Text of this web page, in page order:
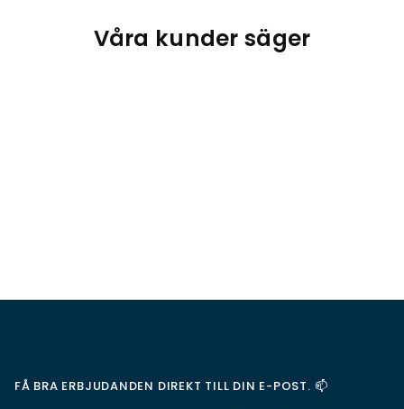
Våra kunder säger
FÅ BRA ERBJUDANDEN DIREKT TILL DIN E-POST. 📫